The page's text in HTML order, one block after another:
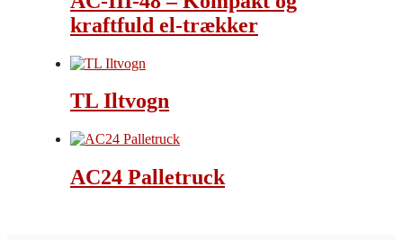
kraftfuld el-trækker
TL Iltvogn
AC24 Palletruck